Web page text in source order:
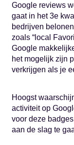
Google reviews
gaat in het 3e
bedrijven
zoals “local
Google
het mogelijk zijn
verkrijgen als je
Hoogst
activiteit op
voor deze
aan de slag te